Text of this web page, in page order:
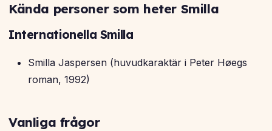
Kända personer som heter Smilla
Internationella Smilla
Smilla Jaspersen (huvudkaraktär i Peter Høegs
roman, 1992)
Vanliga frågor